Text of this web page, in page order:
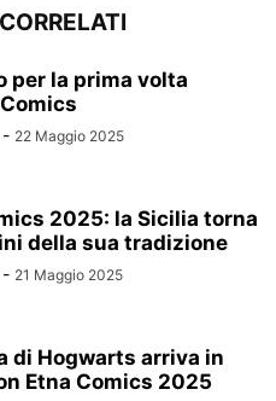
per la prima volta
- 22 Maggio 2025
2025: la Sicilia torna
della sua tradizione
- 21 Maggio 2025
di Hogwarts arriva in
Etna Comics 2025